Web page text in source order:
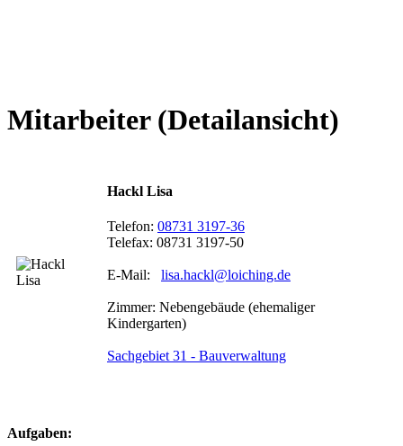
Mitarbeiter (Detailansicht)
Hackl Lisa
Telefon: 08731 3197-36
Telefax: 08731 3197-50
E-Mail: lisa.hackl@loiching.de
Zimmer: Nebengebäude (ehemaliger
Kindergarten)
Sachgebiet 31 - Bauverwaltung
Aufgaben: